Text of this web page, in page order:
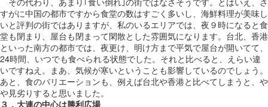
すがに中国の都市ですから食堂の数はすごく多いし、海鮮料理が美味し
いと評判の街ではありますが、私のいるエリアでは、夜９時になると食
堂も閉まり、屋台も閉まって閑散とした雰囲気になります。台北、香港
といった南方の都市では、夜更け、明け方まで平気で屋台が開いてて、
24時間、いつでも食べられる状態でした。それと比べると、えらい違
いですねえ。まあ、気候が寒いということも影響しているのでしょう。
あと、食のバリエーションも、例えば台北や香港と比べてしまうと、や
や見劣りすると思いました。
３．大連の中心は勝利広場